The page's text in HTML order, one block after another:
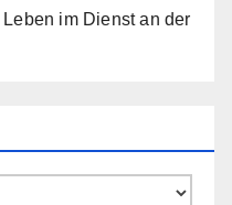
Leben im Dienst an der